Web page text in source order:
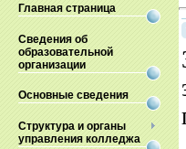
Главная страница
Сведения об
образовательной
организации
Основные сведения
Структура и органы
управления колледжа